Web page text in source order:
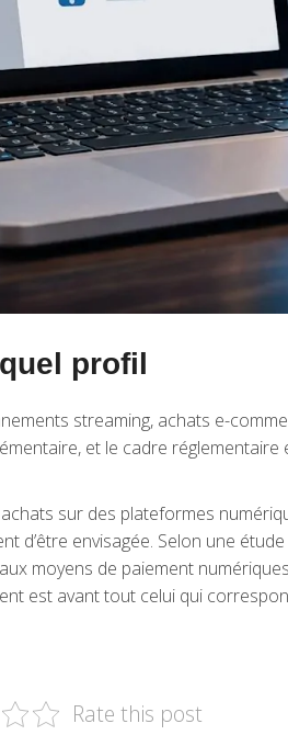
profil
streaming, achats e-
et le cadre
sur des plateformes
envisagée. Selon une
moyens de paiement
est avant tout celui qui
Rate this post